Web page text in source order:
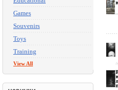
Games
Souvenirs
Toys
Training
View All